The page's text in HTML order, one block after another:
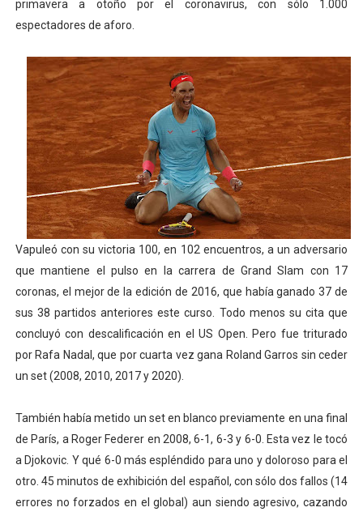
primavera a otoño por el coronavirus, con sólo 1.000
espectadores de aforo.
Vapuleó con su victoria 100, en 102 encuentros, a un adversario
que mantiene el pulso en la carrera de Grand Slam con 17
coronas, el mejor de la edición de 2016, que había ganado 37 de
sus 38 partidos anteriores este curso. Todo menos su cita que
concluyó con descalificación en el US Open. Pero fue triturado
por Rafa Nadal, que por cuarta vez gana Roland Garros sin ceder
un set (2008, 2010, 2017 y 2020).
También había metido un set en blanco previamente en una final
de París, a Roger Federer en 2008, 6-1, 6-3 y 6-0. Esta vez le tocó
a Djokovic. Y qué 6-0 más espléndido para uno y doloroso para el
otro. 45 minutos de exhibición del español, con sólo dos fallos (14
errores no forzados en el global) aun siendo agresivo, cazando